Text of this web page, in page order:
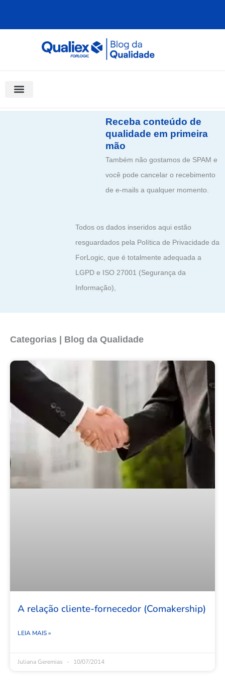
Receba conteúdo de
qualidade em primeira
mão
Também não gostamos de SPAM e
você pode cancelar o recebimento
de e-mails a qualquer momento.
Todos os dados inseridos aqui estão
resguardados pela Política de Privacidade da
ForLogic, que é totalmente adequada a
LGPD e ISO 27001 (Segurança da
Informação),
Categorias | Blog da Qualidade
A relação cliente-fornecedor (Comakership)
LEIA MAIS »
Juliana Geremias 10/07/2014